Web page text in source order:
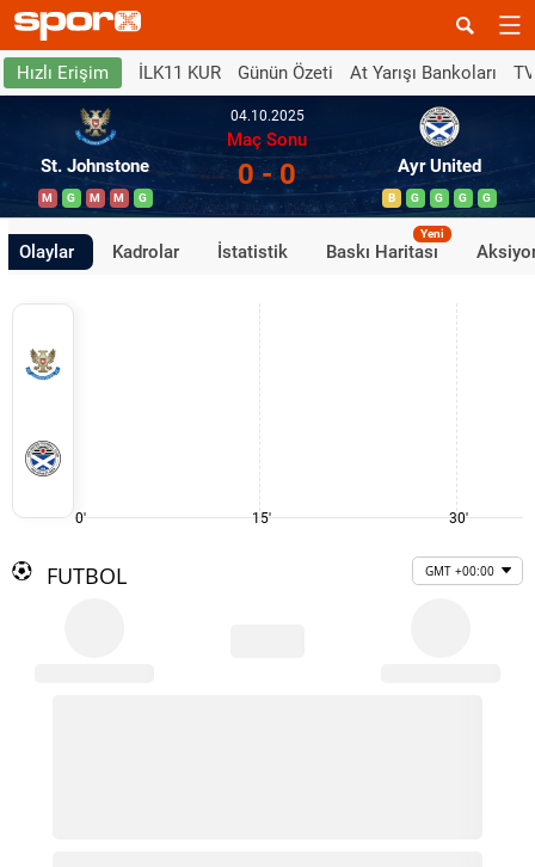
Hızlı Erişim İLK11 KUR Günün Özeti At Yarışı Bankoları
St. Johnstone
M G M M G
04.10.2025
Maç Sonu
0 - 0 Ayr United
B G G G G
Olaylar Kadrolar İstatistik Baskı Haritası
Yeni
0' 15' 30'
FUTBOL GMT +00:00